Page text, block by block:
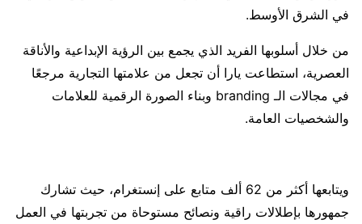
في الشرق الأوسط.
من خلال أسلوبها الفريد الذي يجمع بين الرؤية الإبداعية والأناقة
العصرية، استطاعت يارا أن تجعل من علامتها التجارية مرجعًا
في مجالات الـ branding وبناء الصورة الرقمية للعلامات
والشخصيات العامة.
ويتابعها أكثر من 62 ألف متابع على إنستغرام، حيث تشارك
جمهورها بإطلالات راقية ونصائح مستوحاة من تجربتها في العمل